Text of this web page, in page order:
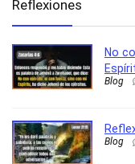
Reflexiones
No
Blog
Blog